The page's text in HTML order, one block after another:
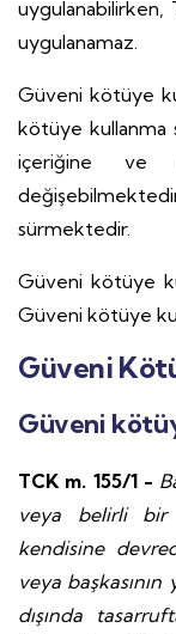
uygulanabilirken,
uygulanamaz.
Güveni kötüye
kötüye kullanma
içeriğine ve
sürmektedir.
Güveni kötüye
Güveni kötüye
Güveni
Güveni
TCK m. 155/1 -
veya belirli bir
kendisine
veya
dışında